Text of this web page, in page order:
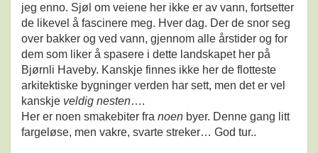
jeg enno. Sjøl om veiene her ikke er av vann, fortsetter
de likevel å fascinere meg. Hver dag. Der de snor seg
over bakker og ved vann, gjennom alle årstider og for
dem som liker å spasere i dette landskapet her på
Bjørnli Haveby. Kanskje finnes ikke her de flotteste
arkitektiske bygninger verden har sett, men det er vel
kanskje veldig nesten….
Her er noen smakebiter fra noen byer. Denne gang litt
fargeløse, men vakre, svarte streker… God tur..